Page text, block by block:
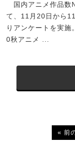
国内アニメ作品数
て、11月20日から
りアンケートを実
0秋アニメ ...
« 前